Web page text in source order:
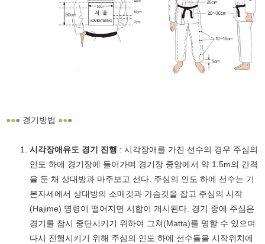
●●● 경기방법 ●●●
시각장애유도 경기 진행 : 시각장애를 가진 선수의 경우 주심의
인도 하에 경기장에 들어가며 경기장 중앙에서 약 1.5m의 간격
을 둔 채 상대방과 마주보고 선다. 주심의 인도 하에 선수는 기
본자세에서 상대방의 소매깃과 가슴깃을 잡고 주심의 시작
(Hajime) 명령이 떨어지면 시합이 개시된다. 경기 중에 주심은
경기를 잠시 중단시키기 위하여 그쳐(Matta)를 명할 수 있으며
다시 진행시키기 위해 주심의 인도 하에 선수들을 시작위치에